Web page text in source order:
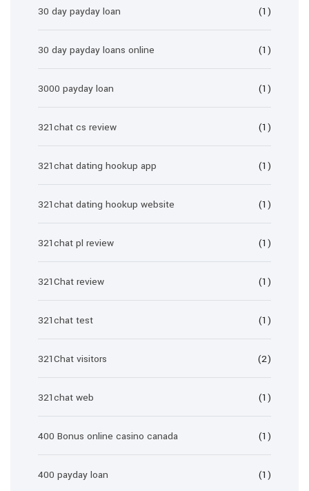
30 day payday loan (1)
30 day payday loans online (1)
3000 payday loan (1)
321chat cs review (1)
321chat dating hookup app (1)
321chat dating hookup website (1)
321chat pl review (1)
321Chat review (1)
321chat test (1)
321Chat visitors (2)
321chat web (1)
400 Bonus online casino canada (1)
400 payday loan (1)